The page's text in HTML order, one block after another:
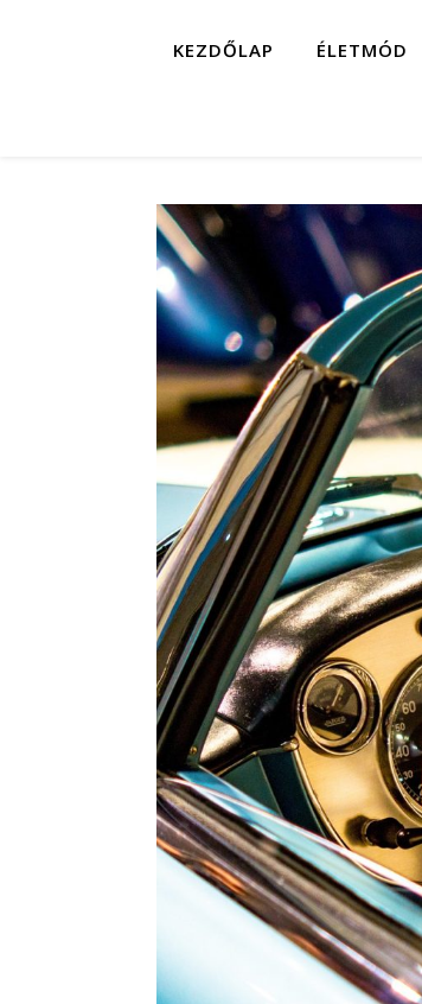
KEZDŐLAP ÉLETMÓD